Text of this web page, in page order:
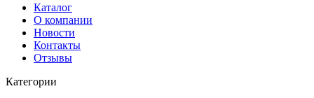
Каталог
О компании
Новости
Контакты
Отзывы
Категории